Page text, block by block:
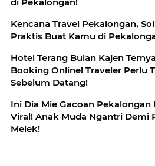
di Pekalongan!
Kencana Travel Pekalongan,
Praktis Buat Kamu di
Hotel Terang Bulan Kajen
Booking Online! Traveler Perlu
Sebelum Datang!
Ini Dia Mie Gacoan
Viral! Anak Muda Ngantri Demi
Melek!